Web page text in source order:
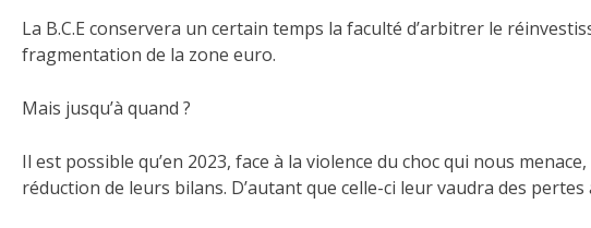
La B.C.E conservera un certain temps la faculté d’arbitrer le
fragmentation de la zone euro.
Mais jusqu’à quand ?
Il est possible qu’en 2023, face à la violence du choc qui nous
réduction de leurs bilans. D’autant que celle-ci leur vaudra des